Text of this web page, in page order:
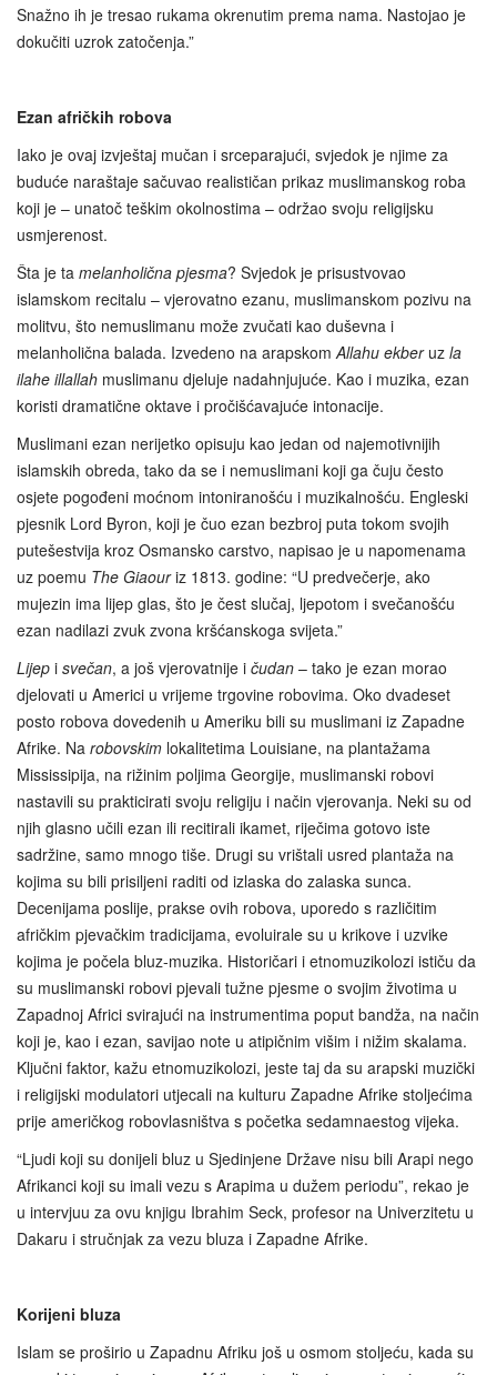
Snažno ih je tresao rukama okrenutim prema nama. Nastojao je
dokučiti uzrok zatočenja.”
Ezan afričkih robova
Iako je ovaj izvještaj mučan i srceparajući, svjedok je njime za
buduće naraštaje sačuvao realističan prikaz muslimanskog roba
koji je – unatoč teškim okolnostima – održao svoju religijsku
usmjerenost.
Šta je ta melanholična pjesma? Svjedok je prisustvovao
islamskom recitalu – vjerovatno ezanu, muslimanskom pozivu na
molitvu, što nemuslimanu može zvučati kao duševna i
melanholična balada. Izvedeno na arapskom Allahu ekberuz la
ilahe illallah muslimanu djeluje nadahnjujuće. Kao i muzika, ezan
koristi dramatične oktave i pročišćavajuće intonacije.
Muslimani ezan nerijetko opisuju kao jedan od najemotivnijih
islamskih obreda, tako da se i nemuslimani koji ga čuju često
osjete pogođeni moćnom intoniranošću i muzikalnošću. Engleski
pjesnik Lord Byron, koji je čuo ezan bezbroj puta tokom svojih
putešestvija kroz Osmansko carstvo, napisao je u napomenama
uz poemu The Giaouriz 1813. godine: “U predvečerje, ako
mujezin ima lijep glas, što je čest slučaj, ljepotom i svečanošću
ezan nadilazi zvuk zvona kršćanskoga svijeta.”
Lijep i svečan, a još vjerovatnije i čudan – tako je ezan morao
djelovati u Americi u vrijeme trgovine robovima. Oko dvadeset
posto robova dovedenih u Ameriku bili su muslimani iz Zapadne
Afrike. Na robovskim lokalitetima Louisiane, na plantažama
Mississipija, na rižinim poljima Georgije, muslimanski robovi
nastavili su prakticirati svoju religiju i način vjerovanja. Neki su od
njih glasno učili ezan ili recitirali ikamet, riječima gotovo iste
sadržine, samo mnogo tiše. Drugi su vrištali usred plantaža na
kojima su bili prisiljeni raditi od izlaska do zalaska sunca.
Decenijama poslije, prakse ovih robova, uporedo s različitim
afričkim pjevačkim tradicijama, evoluirale su u krikove i uzvike
kojima je počela bluz-muzika. Historičari i etnomuzikolozi ističu da
su muslimanski robovi pjevali tužne pjesme o svojim životima u
Zapadnoj Africi svirajući na instrumentima poput bandža, na način
koji je, kao i ezan, savijao note u atipičnim višim i nižim skalama.
Ključni faktor, kažu etnomuzikolozi, jeste taj da su arapski muzički
i religijski modulatori utjecali na kulturu Zapadne Afrike stoljećima
prije američkog robovlasništva s početka sedamnaestog vijeka.
“Ljudi koji su donijeli bluz u Sjedinjene Države nisu bili Arapi nego
Afrikanci koji su imali vezu s Arapima u dužem periodu”, rekao je
u intervjuu za ovu knjigu Ibrahim Seck, profesor na Univerzitetu u
Dakaru i stručnjak za vezu bluza i Zapadne Afrike.
Korijeni bluza
Islam se proširio u Zapadnu Afriku još u osmom stoljeću, kada su